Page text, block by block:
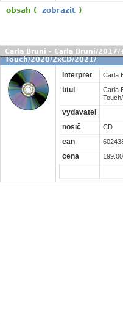
obsah ( zobrazit )
Carla Bruni - Carla Bruni/2017/
Touch/2020/2xCD/2021/
interpret Carla
titul
Carla
vydavatel
nosič
CD
ean
cena